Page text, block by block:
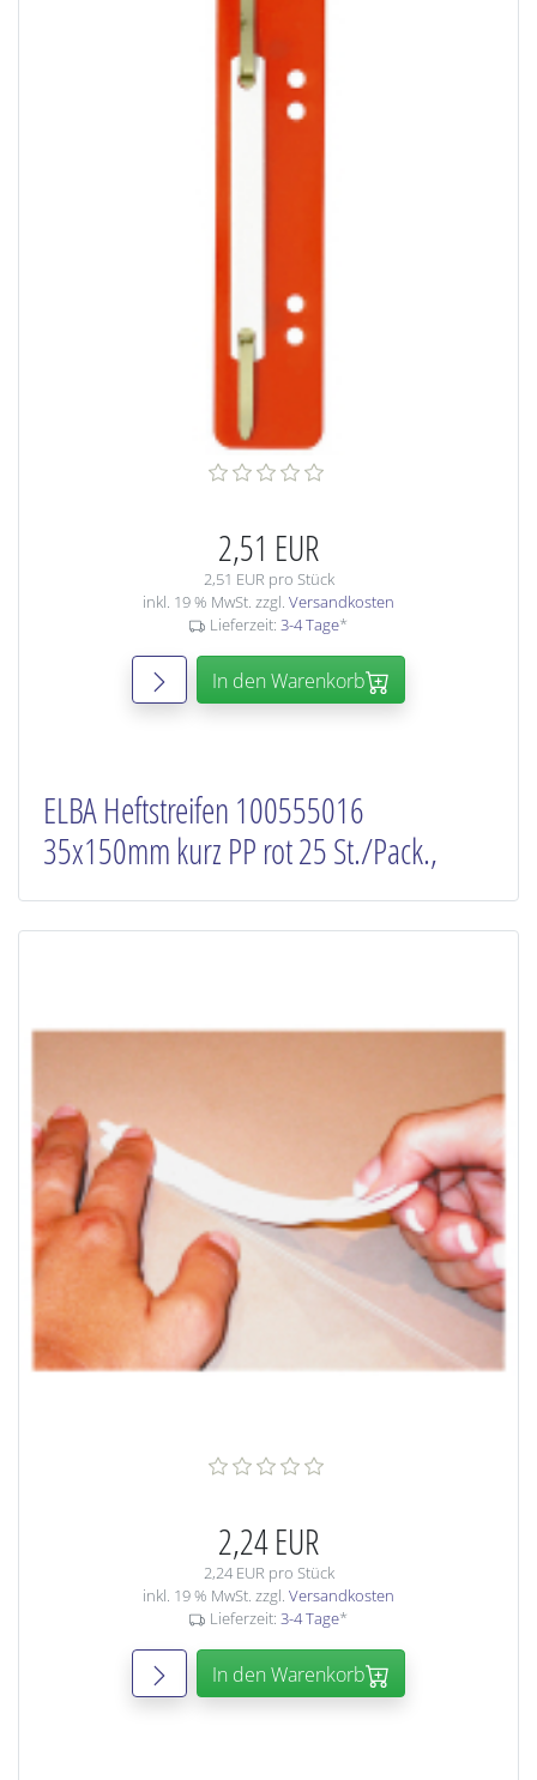
2,51 EUR
2,51 EUR pro Stück
inkl. 19 % MwSt. zzgl. Versandkosten
Lieferzeit: 3-4 Tage*
In den Warenkorb
ELBA Heftstreifen 100555016
35x150mm kurz PP rot 25 St./Pack.,
2,24 EUR
2,24 EUR pro Stück
inkl. 19 % MwSt. zzgl. Versandkosten
Lieferzeit: 3-4 Tage*
In den Warenkorb